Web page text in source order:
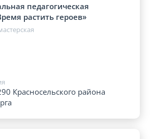
педагогическая
растить героев»
Красносельского района